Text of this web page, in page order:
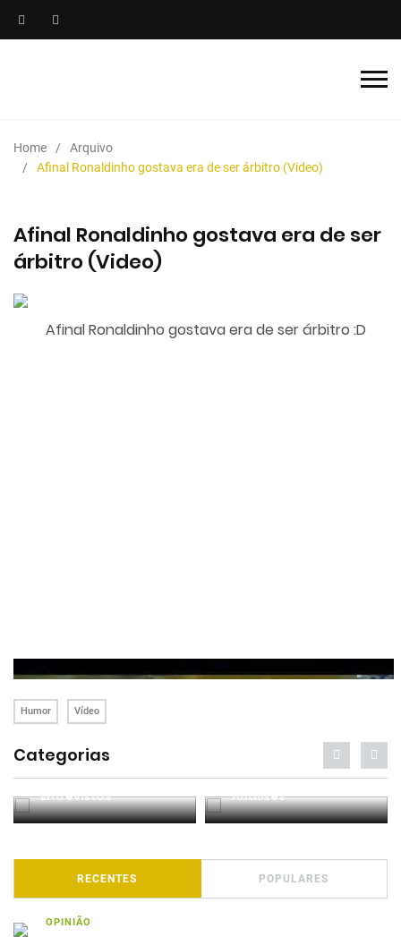
Home
Arquivo
Afinal Ronaldinho gostava era de ser árbitro (Video)
Afinal Ronaldinho gostava era de ser
árbitro (Video)
Afinal Ronaldinho gostava era de ser árbitro :D
Humor Vídeo
Categorias
Entrevistas Análises
RECENTES POPULARES
OPINIÃO